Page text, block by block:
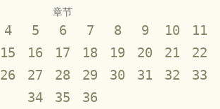
章节
4 5 6 7 8 9 10
11
15 16 17 18 19 20 21
22
26 27 28 29 30 31 32
33
34
35 36